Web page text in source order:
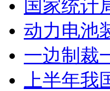
国家统计
动力电池
一边制裁
上半年